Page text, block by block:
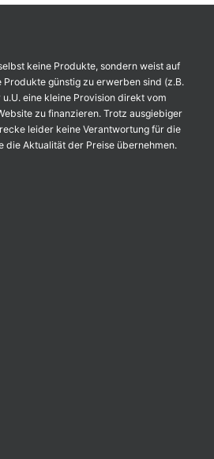
keine Produkte, sondern weist auf
günstig zu erwerben sind (z.B.
eine kleine Provision direkt vom
zu finanzieren. Trotz ausgiebiger
leider keine Verantwortung für die
die Aktualität der Preise übernehmen.